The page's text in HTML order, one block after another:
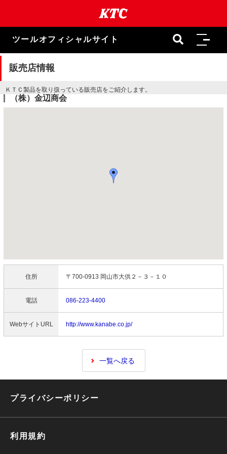
ま
キ
ツールオフィシャルサイト
販売店情報
ＫＴＣ製品を取り扱っている販売店をご紹介します。
（株）金辺商会
住所 〒700-0913 岡山市大供２－３－１０
電話 086-223-4400
WebサイトURL http://www.kanabe.co.jp/
一覧へ戻る
プライバシーポリシー
利用規約